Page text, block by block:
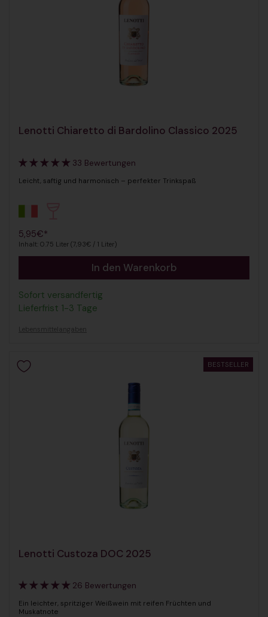
Lenotti Chiaretto di Bardolino Classico 2025
33 Bewertungen
Leicht, saftig und harmonisch – perfekter Trinkspaß
Regulärer Preis
5,95€*
Inhalt: 0.75 Liter (7,93€ / 1 Liter)
In den Warenkorb
Sofort versandfertig
Lieferfrist 1-3 Tage
Lebensmittelangaben
Lenotti Custoza DOC 2025
26 Bewertungen
Ein leichter, spritziger Weißwein mit reifen Früchten und
Muskatnote
BESTSELLER